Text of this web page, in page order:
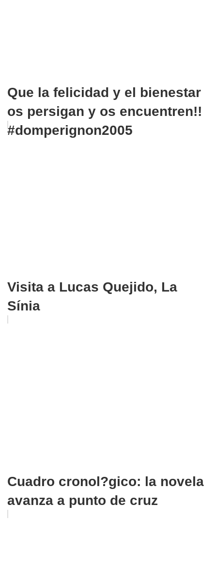
Que la felicidad y el bienestar
os persigan y os encuentren!!
#domperignon2005
Visita a Lucas Quejido, La
Sínia
Cuadro cronol?gico: la novela
avanza a punto de cruz